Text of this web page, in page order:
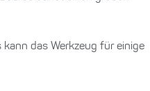
das Werkzeug für einige